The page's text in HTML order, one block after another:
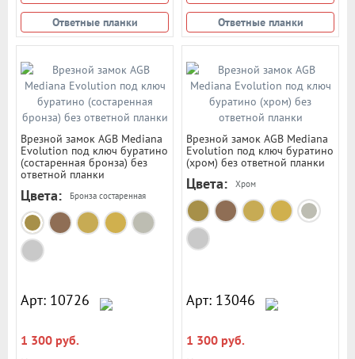
Ответные планки Ответные планки
Врезной замок AGB Mediana
Evolution под ключ буратино
(состаренная бронза) без
ответной планки
Цвета: Бронза состаренная
Арт: 10726
1 300 руб.
Врезной замок AGB Mediana
Evolution под ключ буратино
(хром) без ответной планки
Цвета: Хром
Арт: 13046
1 300 руб.